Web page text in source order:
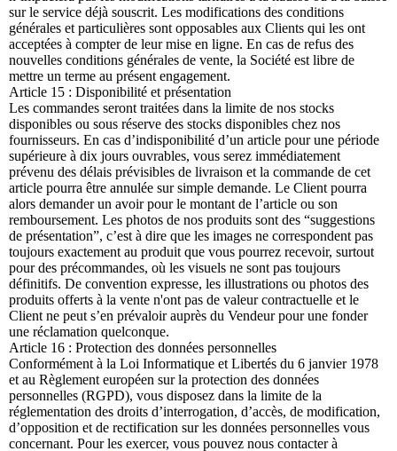
sur le service déjà souscrit. Les modifications des conditions
générales et particulières sont opposables aux Clients qui les ont
acceptées à compter de leur mise en ligne. En cas de refus des
nouvelles conditions générales de vente, la Société est libre de
mettre un terme au présent engagement.
Article 15 : Disponibilité et présentation
Les commandes seront traitées dans la limite de nos stocks
disponibles ou sous réserve des stocks disponibles chez nos
fournisseurs. En cas d’indisponibilité d’un article pour une période
supérieure à dix jours ouvrables, vous serez immédiatement
prévenu des délais prévisibles de livraison et la commande de cet
article pourra être annulée sur simple demande. Le Client pourra
alors demander un avoir pour le montant de l’article ou son
remboursement. Les photos de nos produits sont des “suggestions
de présentation”, c’est à dire que les images ne correspondent pas
toujours exactement au produit que vous pourrez recevoir, surtout
pour des précommandes, où les visuels ne sont pas toujours
définitifs. De convention expresse, les illustrations ou photos des
produits offerts à la vente n'ont pas de valeur contractuelle et le
Client ne peut s’en prévaloir auprès du Vendeur pour une fonder
une réclamation quelconque.
Article 16 : Protection des données personnelles
Conformément à la Loi Informatique et Libertés du 6 janvier 1978
et au Règlement européen sur la protection des données
personnelles (RGPD), vous disposez dans la limite de la
réglementation des droits d’interrogation, d’accès, de modification,
d’opposition et de rectification sur les données personnelles vous
concernant. Pour les exercer, vous pouvez nous contacter à